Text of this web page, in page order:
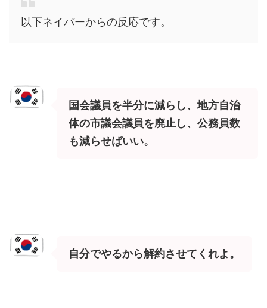
以下ネイバーからの反応です。
国会議員を半分に減らし、地方自治
体の市議会議員を廃止し、公務員数
も減らせばいい。
自分でやるから解約させてくれよ。